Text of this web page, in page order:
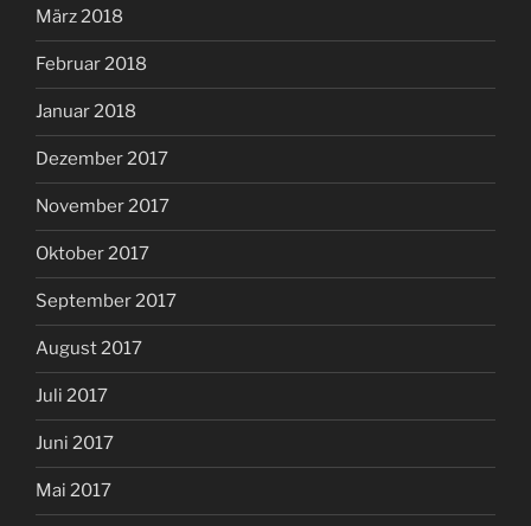
März 2018
Februar 2018
Januar 2018
Dezember 2017
November 2017
Oktober 2017
September 2017
August 2017
Juli 2017
Juni 2017
Mai 2017